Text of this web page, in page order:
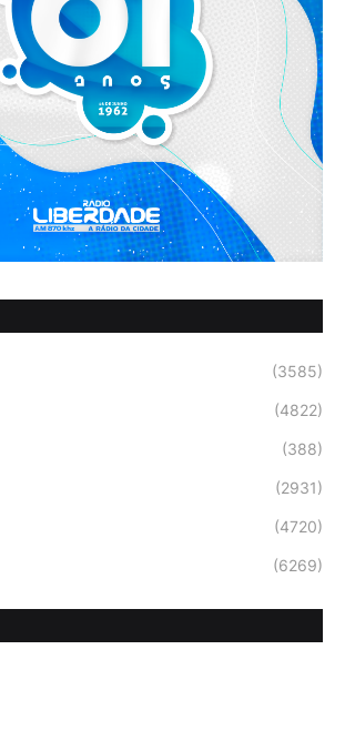
(3585)
(4822)
(388)
(2931)
(4720)
(6269)